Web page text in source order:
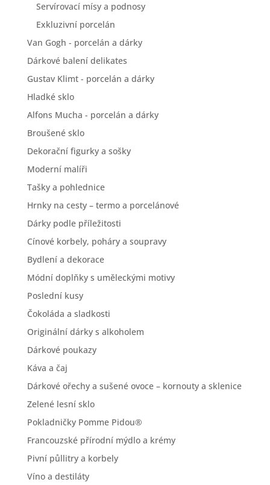
Servírovací mísy a podnosy
Exkluzivní porcelán
Van Gogh - porcelán a dárky
Dárkové balení delikates
Gustav Klimt - porcelán a dárky
Hladké sklo
Alfons Mucha - porcelán a dárky
Broušené sklo
Dekorační figurky a sošky
Moderní malíři
Tašky a pohlednice
Hrnky na cesty – termo a porcelánové
Dárky podle příležitosti
Cínové korbely, poháry a soupravy
Bydlení a dekorace
Módní doplňky s uměleckými motivy
Poslední kusy
Čokoláda a sladkosti
Originální dárky s alkoholem
Dárkové poukazy
Káva a čaj
Dárkové ořechy a sušené ovoce – kornouty a sklenice
Zelené lesní sklo
Pokladničky Pomme Pidou®
Francouzské přírodní mýdlo a krémy
Pivní půllitry a korbely
Víno a destiláty